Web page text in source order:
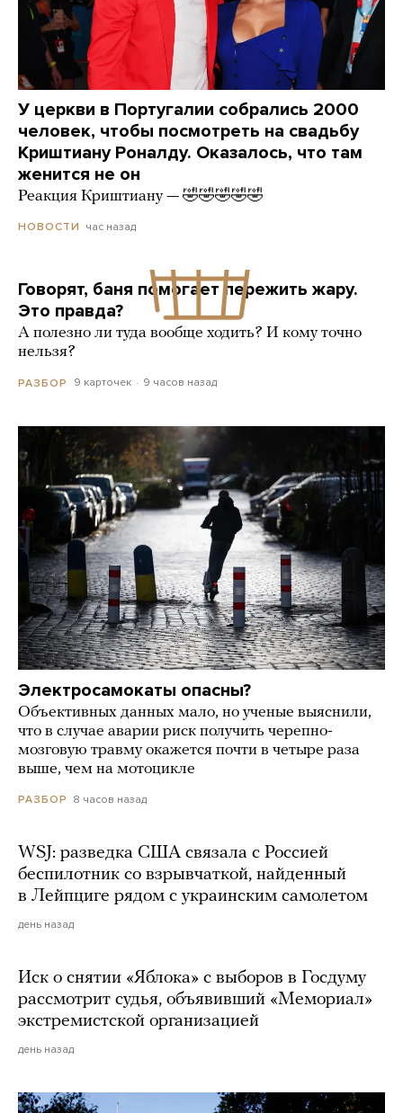
У церкви в Португалии собрались 2000
человек, чтобы посмотреть на свадьбу
Криштиану Роналду. Оказалось, что там
женится не он
Реакция Криштиану — 🤣🤣🤣🤣🤣
НОВОСТИ час назад
Говорят, баня помогает пережить жару.
Это правда?
А полезно ли туда вообще ходить? И кому точно
нельзя?
РАЗБОР 9 карточек 9 часов назад
Электросамокаты опасны?
Объективных данных мало, но ученые выяснили,
что в случае аварии риск получить черепно-
мозговую травму окажется почти в четыре раза
выше, чем на мотоцикле
РАЗБОР 8 часов назад
WSJ: разведка США связала с Россией
беспилотник со взрывчаткой, найденный
в Лейпциге рядом с украинским самолетом
день назад
Иск о снятии «Яблока» с выборов в Госдуму
рассмотрит судья, объявивший «Мемориал»
экстремистской организацией
день назад